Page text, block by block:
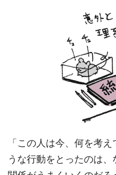
「この人は今、何を考
うな行動をとったのは